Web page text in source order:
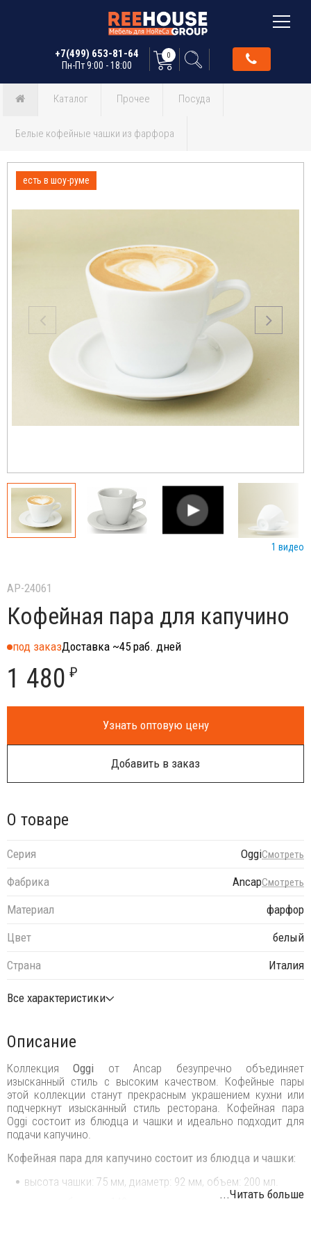
+7(499) 653-81-64
Пн-Пт 9:00 - 18:00
0
Каталог Прочее Посуда
Белые кофейные чашки из фарфора
есть в шоу-руме
1 видео
AP-24061
Кофейная пара для капучино
под заказДоставка ~45 раб. дней
1 480 ₽
Узнать оптовую цену
Добавить в заказ
О товаре
Серия OggiСмотреть
Фабрика AncapСмотреть
Материал
фарфор
Цвет
белый
Страна
Италия
Все характеристики
Описание
КоллекцияOggi от Ancap безупречно объединяет
изысканный стиль с высоким качеством. Кофейные пары
этой коллекции станут прекрасным украшением кухни или
подчеркнут изысканный стиль ресторана. Кофейная пара
Oggi состоит из блюдца и чашки и идеально подходит для
подачи капучино.
Кофейная пара для капучино состоит из блюдца и чашки:
высота чашки: 75 мм, диаметр: 92 мм, объем: 200 мл.
...Читать больше